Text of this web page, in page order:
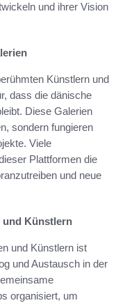
und ihrer Vision
Künstlern und
dass die dänische
Diese Galerien
sondern fungieren
Viele
Plattformen die
und neue
und Künstlern
und Künstlern ist
und Austausch in der
organisiert, um